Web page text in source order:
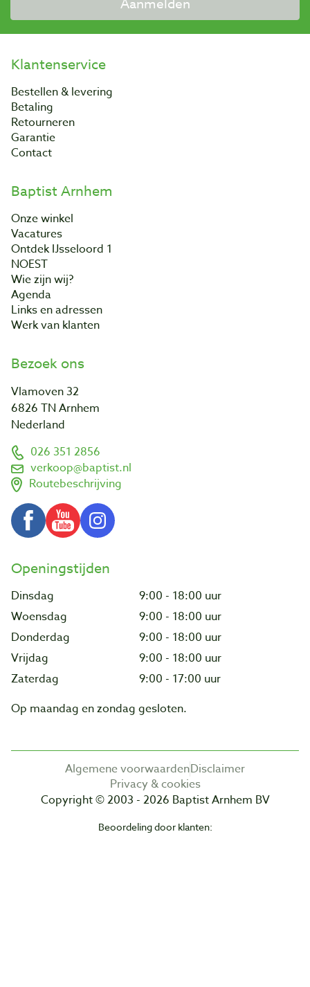
Klantenservice
Bestellen & levering
Betaling
Retourneren
Garantie
Contact
Baptist Arnhem
Onze winkel
Vacatures
Ontdek IJsseloord 1
NOEST
Wie zijn wij?
Agenda
Links en adressen
Werk van klanten
Bezoek ons
Vlamoven 32
6826 TN Arnhem
Nederland
026 351 2856
verkoop@baptist.nl
Routebeschrijving
Openingstijden
Dinsdag
9:00 - 18:00 uur
Woensdag
9:00 - 18:00 uur
Donderdag
9:00 - 18:00 uur
Vrijdag
9:00 - 18:00 uur
Zaterdag
9:00 - 17:00 uur
Op maandag en zondag gesloten.
Algemene voorwaardenDisclaimer
Privacy & cookies
Copyright © 2003 - 2026 Baptist Arnhem BV
Beoordeling door klanten: